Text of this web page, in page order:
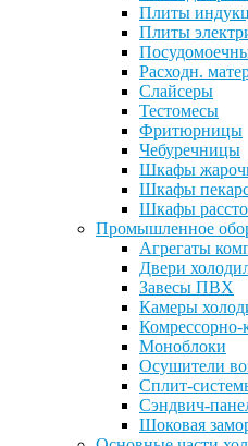
Плиты
Плиты
Расходн.
Слайсеры
Тестомесы
Фритюрницы
Чебуречницы
Шкафы
Шкафы
Шкафы
Промышленное
Агрегаты
Двери
Завесы ПВХ
Камеры
Комрессорно-
Моноблоки
Осушители
Сплит-
Сэндвич-
Шоковая